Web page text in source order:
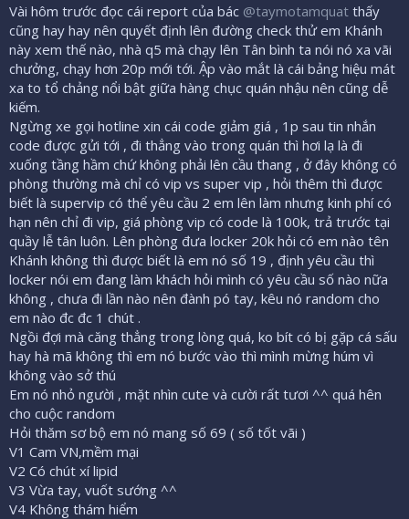
u
Vài hôm trước đọc cái report của bác @taymotamquat thấy
cũng hay hay nên quyết định lên đường check thử em Khánh
này xem thế nào, nhà q5 mà chạy lên Tân bình ta nói nó xa vãi
chưởng, chạy hơn 20p mới tới. Ập vào mắt là cái bảng hiệu mát
xa to tổ chảng nổi bật giữa hàng chục quán nhậu nên cũng dễ
kiếm.
Ngừng xe gọi hotline xin cái code giảm giá , 1p sau tin nhắn
code được gửi tới , đi thẳng vào trong quán thì hơi lạ là đi
xuống tầng hầm chứ không phải lên cầu thang , ở đây không có
phòng thường mà chỉ có vip vs super vip , hỏi thêm thì được
biết là supervip có thể yêu cầu 2 em lên làm nhưng kinh phí có
hạn nên chỉ đi vip, giá phòng vip có code là 100k, trả trước tại
quầy lễ tân luôn. Lên phòng đưa locker 20k hỏi có em nào tên
Khánh không thì được biết là em nó số 19 , định yêu cầu thì
locker nói em đang làm khách hỏi mình có yêu cầu số nào nữa
không , chưa đi lần nào nên đành pó tay, kêu nó random cho
em nào đc đc 1 chút .
Ngồi đợi mà căng thẳng trong lòng quá, ko bít có bị gặp cá sấu
hay hà mã không thì em nó bước vào thì mình mừng húm vì
không vào sở thú
Em nó nhỏ người , mặt nhìn cute và cười rất tươi ^^ quá hên
cho cuộc random
Hỏi thăm sơ bộ em nó mang số 69 ( số tốt vãi )
V1 Cam VN,mềm mại
V2 Có chút xí lipid
V3 Vừa tay, vuốt sướng ^^
V4 Không thám hiểm